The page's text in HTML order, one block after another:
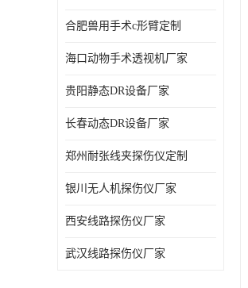
合肥兽用手术c形臂定制
海口动物手术透视机厂家
贵阳静态DR设备厂家
长春动态DR设备厂家
郑州耐张线夹探伤仪定制
银川无人机探伤仪厂家
西安线路探伤仪厂家
武汉线路探伤仪厂家